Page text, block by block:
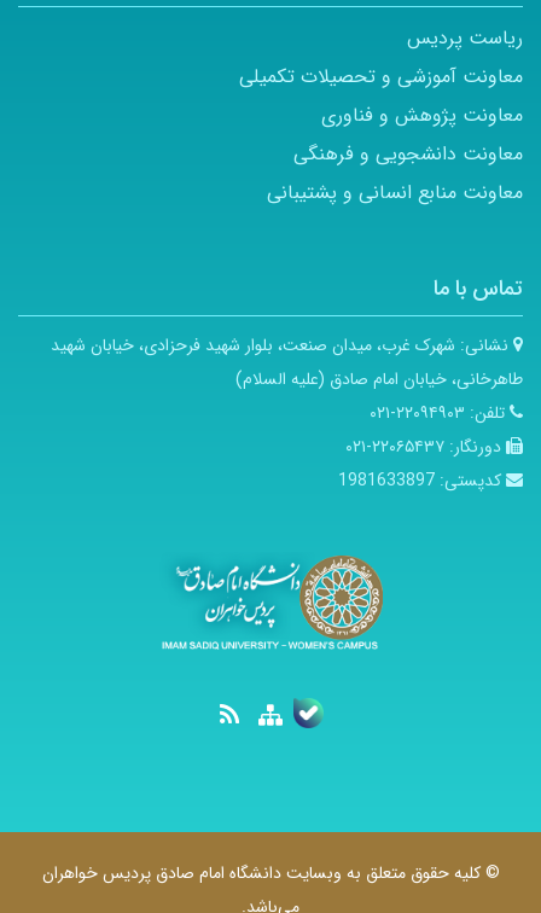
ریاست پردیس
معاونت آموزشی و تحصیلات تکمیلی
معاونت پژوهش و فناوری
معاونت دانشجویی و فرهنگی
معاونت منابع انسانی و پشتیبانی
تماس با ما
نشانی: شهرک غرب، میدان صنعت، بلوار شهید فرحزادی، خیابان شهید
طاهرخانی، خیابان امام صادق (علیه السلام)
تلفن: ۲۲۰۹۴۹۰۳-۰۲۱
دورنگار: ۲۲۰۶۵۴۳۷-۰۲۱
کدپستی: 1981633897
© کلیه حقوق متعلق به وبسایت دانشگاه امام صادق پردیس خواهران
می‌باشد.